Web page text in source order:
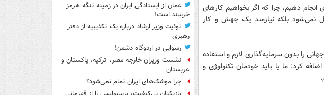
انجام دهیم، چرا که اگر بخواهیم کارهای
نمی‌شود بلکه نیازمند یک جهش و کار
را بدون سرمایه‌گذاری لازم و استفاده
کرد: ما یا باید خودمان تکنولوژی و
عمان از ایستادگی ایران در زمینه تنگه هرمز
خرسند است!
توئیت وزیر ارشاد درباره یک تکذیبیه از دفتر
رهبری
رسوایی در اردوگاه دشمن!
نشست وزیران خارجه مصر، ترکیه، پاکستان و
عربستان
چرا موشک‌های ایران تمام نمی‌شود؟